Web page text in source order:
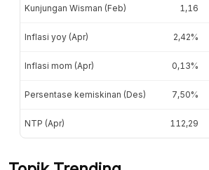
Kunjungan Wisman (Feb) 1,16
Inflasi yoy (Apr) 2,42%
Inflasi mom (Apr) 0,13%
Persentase kemiskinan (Des) 7,50%
NTP (Apr) 112,29